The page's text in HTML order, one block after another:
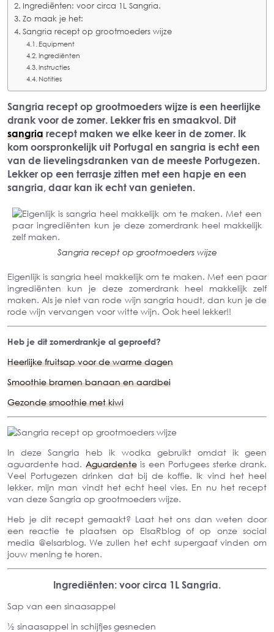
Ingrediënten: voor circa 1L Sangria.
Zo maak je het:
Sangria recept op grootmoeders wijze
Equipment
Ingrediënten
Instructies
Notities
Sangria recept op grootmoeders wijze is een heerlijke
drank voor de zomer. Lekker fris en smaakvol. Dit
sangria recept maken we elke keer in de zomer. Ik
kom oorspronkelijk uit Portugal en sangria is echt een
van de lievelingsdranken van de meeste Portugezen.
Lekker op een terrasje zitten met een hapje en een
sangria, daar kan ik echt van genieten.
Sangria recept op grootmoeders wijze
Eigenlijk is sangria heel makkelijk om te maken. Met een paar
ingrediënten kun je deze zomerdrank heel makkelijk zelf
maken. Als je niet van rode wijn sangria houdt, dan kun je de
rode wijn vervangen voor witte wijn. Ook heel lekker!!
Heb je dit zomerdrankje al geproefd?
Heerlijke fruitsap voor de warme dagen
Smoothie bramen banaan en aardbei
Gezonde smoothie met kiwi
In deze Sangria heb ik wodka gebruikt omdat ik geen
aguardente had. Aguardenteis een Portugees sterke drank.
Veel Portugezen drinken dat bij de koffie. Ik vind het heel
lekker, mijn man vindt het echt heel vies. En nu het recept
van deze Sangria op grootmoeders wijze.
Heb je dit recept gemaakt? Laat het ons dan weten door
een reactie te plaatsen op ElsaRblog of op onze social
media @elsarblog. We zullen het echt supergaaf vinden om
jouw mening te horen.
Ingrediënten: voor circa 1L Sangria.
Sap van een sinaasappel
½ sinaasappel in schijfjes gesneden